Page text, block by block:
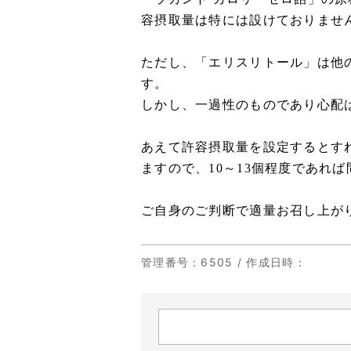
容摂取量は特には設けておりませ
ただし、「エリスリトール」は
す。
しかし、一過性のものであり心配
あえて許容摂取量を設定すると
ますので、10～13個程度であれ
ご自身のご判断で適量お召し上が
管理番号 ：6505 /作成日時 ：